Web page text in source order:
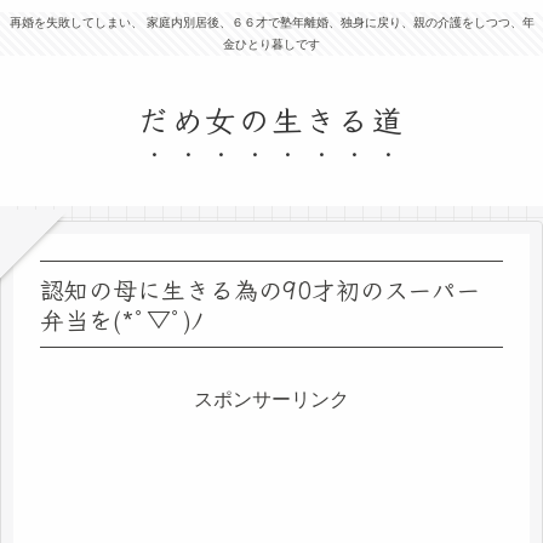
再婚を失敗してしまい、 家庭内別居後、６６才で塾年離婚、独身に戻り、親の介護をしつつ、年
金ひとり暮しです
だめ女の生きる道
認知の母に生きる為の90才初のスーパー
弁当を(*ﾟ▽ﾟ)ﾉ
スポンサーリンク